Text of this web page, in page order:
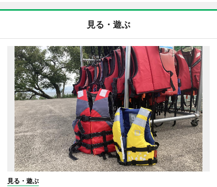
見る・遊ぶ
見る・遊ぶ